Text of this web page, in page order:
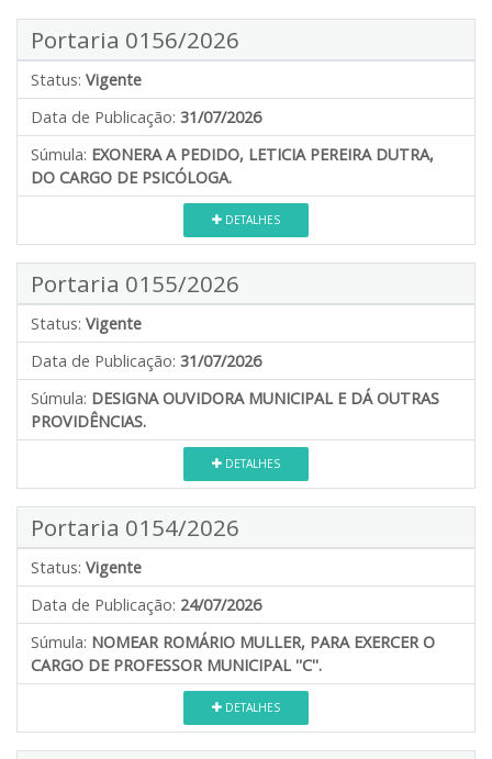
Portaria 0156/2026
Status: Vigente
Data de Publicação: 31/07/2026
Súmula: EXONERA A PEDIDO, LETICIA PEREIRA DUTRA,
DO CARGO DE PSICÓLOGA.
DETALHES
Portaria 0155/2026
Status: Vigente
Data de Publicação: 31/07/2026
Súmula: DESIGNA OUVIDORA MUNICIPAL E DÁ OUTRAS
PROVIDÊNCIAS.
DETALHES
Portaria 0154/2026
Status: Vigente
Data de Publicação: 24/07/2026
Súmula: NOMEAR ROMÁRIO MULLER, PARA EXERCER O
CARGO DE PROFESSOR MUNICIPAL ''C''.
DETALHES